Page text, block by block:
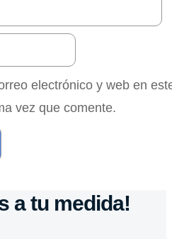
electrónico y web en
vez que comente.
a tu medida!